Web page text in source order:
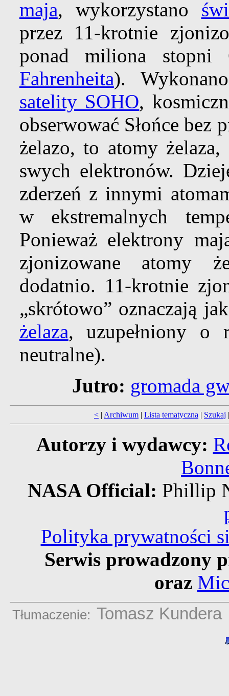
maja, wykorzystano
przez 11-krotnie
ponad miliona
Fahrenheita).
satelity SOHO,
obserwować Słońce bez
żelazo, to atomy żelaza,
swych elektronów.
zderzeń z innymi
w ekstremalnych
Ponieważ elektrony
zjonizowane atomy
dodatnio. 11-krotnie
„skrótowo” oznaczają
żelaza, uzupełniony o
neutralne).
Jutro: gromada
< | Archiwum | Lista tematyczna | Szukaj
Autorzy i wydawcy:
NASA Official: Phillip
Polityka prywatności
Serwis prowadzony
oraz
Tłumaczenie: Tomasz Kundera